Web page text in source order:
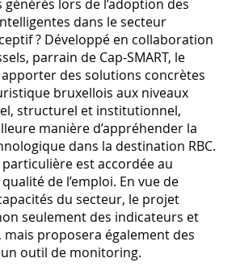
lors de l’adoption des
dans le secteur
? Développé en collaboration
parrain de Cap-SMART, le
des solutions concrètes
bruxellois aux niveaux
structurel et institutionnel,
manière d’appréhender la
dans la destination RBC.
est accordée au
de l’emploi. En vue de
du secteur, le projet
seulement des indicateurs et
mais proposera également des
outil de monitoring.